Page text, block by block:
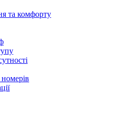
та комфорту